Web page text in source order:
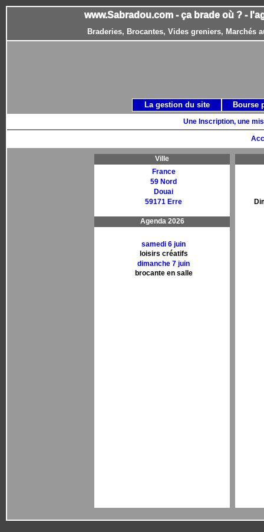
www.Sabradou.com - ça brade où ? -
Braderies, Brocantes, Vides greniers, Marchés
Une Inscription, une
Ville
France
59 Nord
Douai
59171 Erre
Agenda 2026
samedi 6 juin
loisirs créatifs
dimanche 7 juin
brocante en salle
La gestion du site Bourse